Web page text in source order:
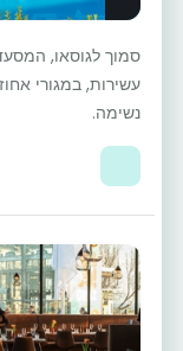
סמוך לגוסאו,
נשימה.